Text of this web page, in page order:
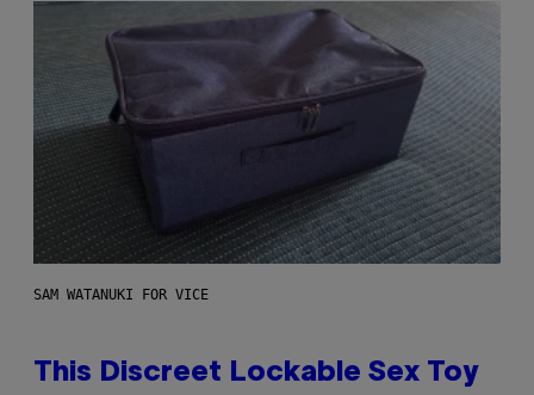
SAM WATANUKI FOR VICE
This Discreet Lockable Sex Toy